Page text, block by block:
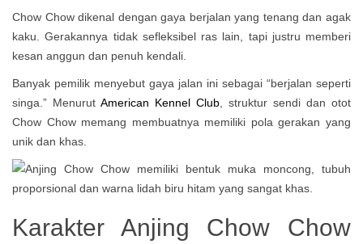
Chow Chow dikenal dengan gaya berjalan yang tenang dan agak
kaku. Gerakannya tidak sefleksibel ras lain, tapi justru memberi
kesan anggun dan penuh kendali.
Banyak pemilik menyebut gaya jalan ini sebagai “berjalan seperti
singa.” Menurut American Kennel Club , struktur sendi dan otot
Chow Chow memang membuatnya memiliki pola gerakan yang
unik dan khas.
Karakter Anjing Chow Chow